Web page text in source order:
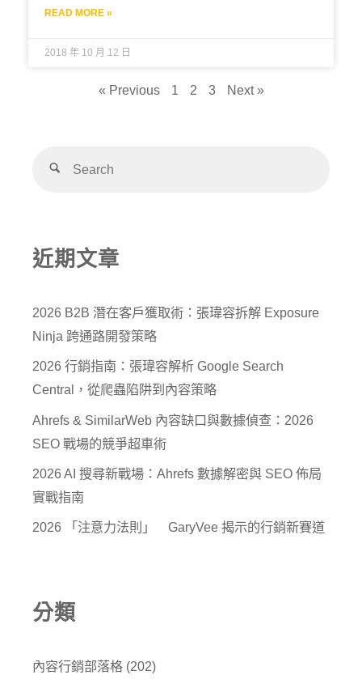
READ MORE »
2018 年 10 月 12 日
« Previous 1 2 3 Next »
近期文章
2026 B2B 潛在客戶獲取術：張瑋容拆解 Exposure
Ninja 跨通路開發策略
2026 行銷指南：張瑋容解析 Google Search
Central，從爬蟲陷阱到內容策略
Ahrefs & SimilarWeb 內容缺口與數據偵查：2026
SEO 戰場的競爭超車術
2026 AI 搜尋新戰場：Ahrefs 數據解密與 SEO 佈局
實戰指南
2026 「注意力法則」 GaryVee 揭示的行銷新賽道
分類
內容行銷部落格 (202)